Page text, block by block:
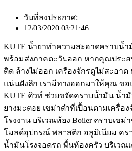
วันที่ลงประกาศ:
12/03/2020 08:21:46
KUTE น้ำยาทำความสะอาดคราบน้
พร้อมส่งภาคตะวันออก หากคุณประส
ติด ล้างไม่ออก เครื่องจักรดูไม่สะอา
แน่นฝังลึก เรามีทางออกมาให้คุณ ขอ
KUTE คิวท์ ช่วยขจัดคราบน้ำมัน น้ำมั
ยางมะตอย เขม่าดำที่เปื้อนตามเครื่อ
โรงงาน บริเวณห้อง Boiler คราบเขม่
โมลด์อุปกรณ์ พลาสติก อลูมิเนียม คร
น้ำมันโรงจอดรถ พื้นห้องครัว บริเวณ